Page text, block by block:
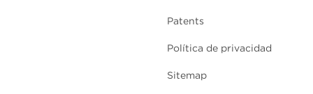
Patents
Política de privacidad
Sitemap